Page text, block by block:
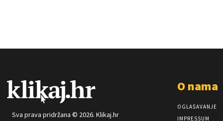
Sva prava pridržana © 2026. Klikaj.hr
O nama
OGLAŠAVANJE
IMPRESSUM